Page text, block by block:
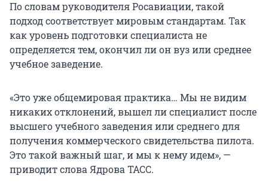
По словам руководителя Росавиации, такой
подход соответствует мировым стандартам. Так
как уровень подготовки специалиста не
определяется тем, окончил ли он вуз или среднее
учебное заведение.
«Это уже общемировая практика… Мы не видим
никаких отклонений, вышел ли специалист после
высшего учебного заведения или среднего для
получения коммерческого свидетельства пилота.
Это такой важный шаг, и мы к нему идем», —
приводит слова Ядрова ТАСС.